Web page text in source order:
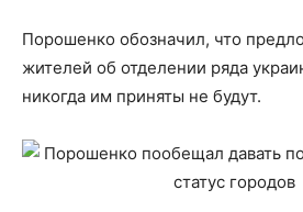
Порошенко обозначил, что
жителей об отделении ряда
никогда им приняты не будут.